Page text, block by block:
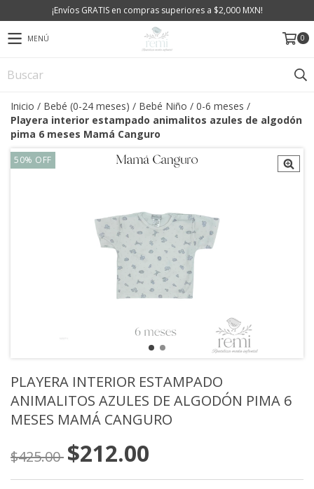
¡Envíos GRATIS en compras superiores a $2,000 MXN!
MENÚ 0
Inicio / Bebé (0-24 meses) / Bebé Niño / 0-6 meses /
Playera interior estampado animalitos azules de algodón
pima 6 meses Mamá Canguro
50% OFF
PLAYERA INTERIOR ESTAMPADO
ANIMALITOS AZULES DE ALGODÓN PIMA 6
MESES MAMÁ CANGURO
$425.00 $212.00